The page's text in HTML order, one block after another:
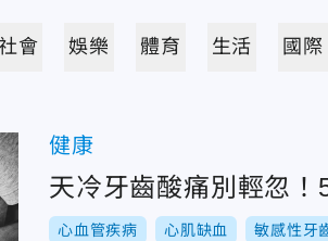
會 娛樂 體育 生活 國際
健康
天冷牙齒酸痛別輕忽
心血管疾病 心肌缺血 敏感性牙